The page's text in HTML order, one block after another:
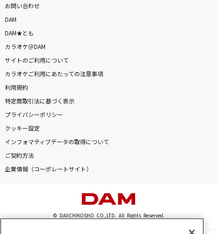
お問い合わせ
DAM
DAM★とも
カラオケ＠DAM
サイトのご利用について
カラオケご利用にあたっての注意事項
利用規約
特定商取引法に基づく表示
プライバシーポリシー
クッキー設定
インフォマティブデータの取得について
ご契約方法
企業情報（コーポレートサイト）
© DAIICHIKOSHO CO.,LTD. All Rights Reserved.